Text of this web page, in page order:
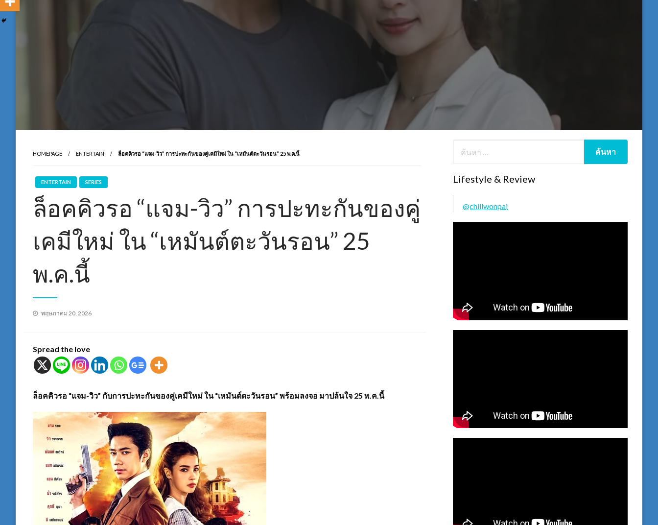
HOMEPAGE ENTERTAIN ล็อคคิวรอ “แจม-วิว” การปะทะกันของคู่เคมีใหม่ ใน “เหมันต์ตะวันรอน” 25 พ.ค.นี้
ENTERTAIN SERIES
ล็อคคิวรอ “แจม-วิว” การปะทะกันของคู่
เคมีใหม่ ใน “เหมันต์ตะวันรอน” 25
พ.ค.นี้
Posted
พฤษภาคม 20, 2026
Spread the love
ล็อคคิวรอ “แจม-วิว” กับการปะทะกันของคู่เคมีใหม่ ใน “เหมันต์ตะวันรอน” พร้อมลงจอ มาปล้นใจ 25 พ.ค.นี้
Lifestyle & Review
@chillwonpai